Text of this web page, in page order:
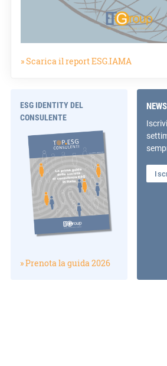
» Scarica il report ESG.IAMA
ESG IDENTITY DEL
CONSULENTE
» Prenota la guida 2026